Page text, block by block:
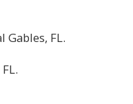
Gables, FL.